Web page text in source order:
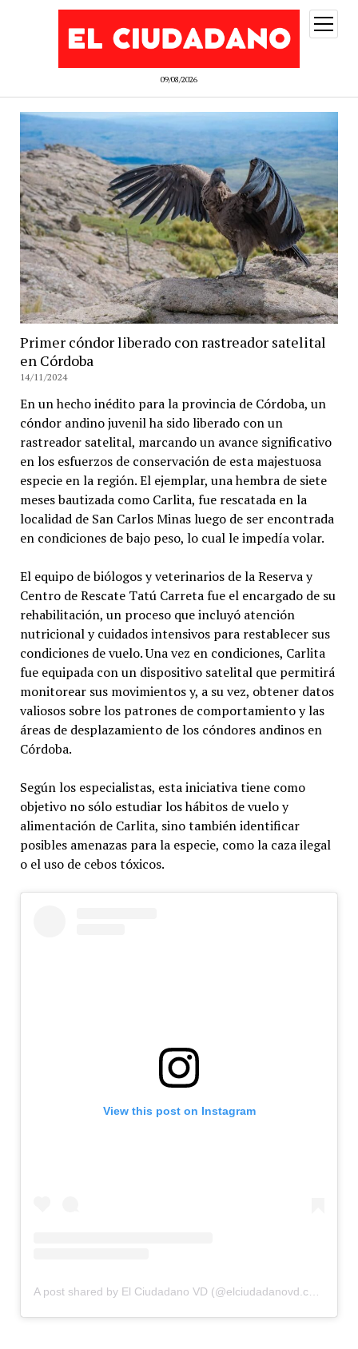
09/08/2026
abrir
menú
Primer cóndor liberado con rastreador satelital
en Córdoba
14/11/2024
En un hecho inédito para la provincia de Córdoba, un
cóndor andino juvenil ha sido liberado con un
rastreador satelital, marcando un avance significativo
en los esfuerzos de conservación de esta majestuosa
especie en la región. El ejemplar, una hembra de siete
meses bautizada como Carlita, fue rescatada en la
localidad de San Carlos Minas luego de ser encontrada
en condiciones de bajo peso, lo cual le impedía volar.
El equipo de biólogos y veterinarios de la Reserva y
Centro de Rescate Tatú Carreta fue el encargado de su
rehabilitación, un proceso que incluyó atención
nutricional y cuidados intensivos para restablecer sus
condiciones de vuelo. Una vez en condiciones, Carlita
fue equipada con un dispositivo satelital que permitirá
monitorear sus movimientos y, a su vez, obtener datos
valiosos sobre los patrones de comportamiento y las
áreas de desplazamiento de los cóndores andinos en
Córdoba.
Según los especialistas, esta iniciativa tiene como
objetivo no sólo estudiar los hábitos de vuelo y
alimentación de Carlita, sino también identificar
posibles amenazas para la especie, como la caza ilegal
o el uso de cebos tóxicos.
View this post on Instagram
A post shared by El Ciudadano VD (@elciudadanovd.com.ar)